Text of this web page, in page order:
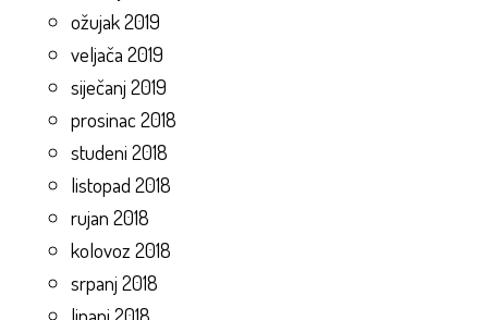
ožujak 2019
veljača 2019
siječanj 2019
prosinac 2018
studeni 2018
listopad 2018
rujan 2018
kolovoz 2018
srpanj 2018